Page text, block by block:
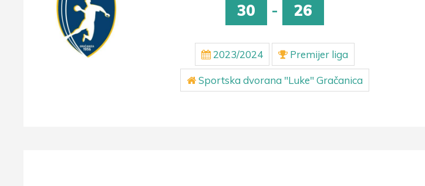
30
- 26
2023/2024 Premijer liga
Sportska dvorana "Luke" Gračanica